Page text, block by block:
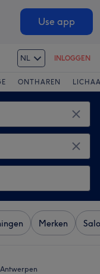
Use app
NL INLOGGEN
ONTHAREN
Merken